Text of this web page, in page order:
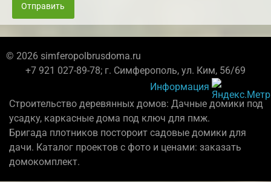
Отправить
© 2026 simferopolbrusdoma.ru
+7 921 027-89-78; г. Симферополь, ул. Ким, 56/69
Информация
Строительство деревянных домов: Дачные домики под
усадку, каркасные дома под ключ для пмж.
Бригада плотников постороит садовые домики для
дачи. Каталог проектов с фото и ценами: заказать
домокомплект.